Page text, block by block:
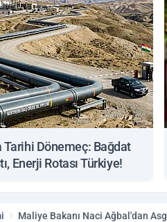
Tarihi Dönemeç: Bağdat
Enerji Rotası Türkiye!
Maliye Bakanı Naci Ağbal'dan